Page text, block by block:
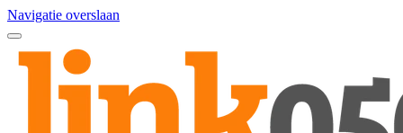
Navigatie overslaan